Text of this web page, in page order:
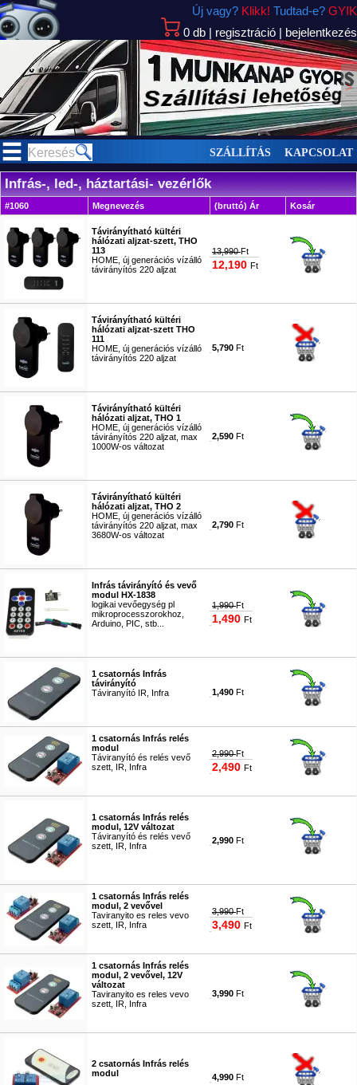
0 db | regisztráció | bejelentkezés
Új vagy? Klikk! Tudtad-e? GYIK
>
SZÁLLÍTÁS KAPCSOLAT
Infrás-, led-, háztartási- vezérlők
#1060 Megnevezés (bruttó) Ár Kosár
Távirányítható kültéri
hálózati aljzat-szett, THO
113
HOME, új generációs vízálló
távirányítós 220 aljzat
13,990Ft
12,190 Ft
Távirányítható kültéri
hálózati aljzat-szett THO
111
HOME, új generációs vízálló
távirányítós 220 aljzat
5,790 Ft
Távirányítható kültéri
hálózati aljzat, THO 1
HOME, új generációs vízálló
távirányítós 220 aljzat, max
1000W-os változat
2,590 Ft
Távirányítható kültéri
hálózati aljzat, THO 2
HOME, új generációs vízálló
távirányítós 220 aljzat, max
3680W-os változat
2,790 Ft
Infrás távirányító és vevő
modul HX-1838
logikai vevőegység pl
mikroprocesszorokhoz,
Arduino, PIC, stb...
1,990Ft
1,490 Ft
1 csatornás Infrás
távirányító
Táviranyító IR, Infra
1,490 Ft
1 csatornás Infrás relés
modul
Táviranyító és relés vevő
szett, IR, Infra
2,990Ft
2,490 Ft
1 csatornás Infrás relés
modul, 12V változat
Táviranyító és relés vevő
szett, IR, Infra
2,990 Ft
1 csatornás Infrás relés
modul, 2 vevővel
Taviranyito es reles vevo
szett, IR, Infra
3,990Ft
3,490 Ft
1 csatornás Infrás relés
modul, 2 vevővel, 12V
változat
Taviranyito es reles vevo
szett, IR, Infra
3,990 Ft
2 csatornás Infrás relés
modul
4,990 Ft